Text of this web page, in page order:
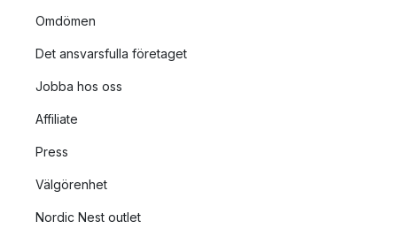
Omdömen
Det ansvarsfulla företaget
Jobba hos oss
Affiliate
Press
Välgörenhet
Nordic Nest outlet